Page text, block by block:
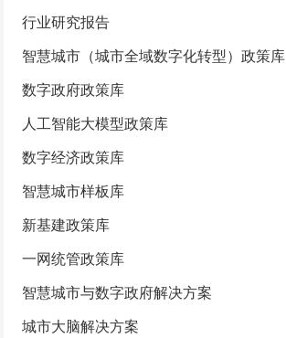
行业研究报告
智慧城市（城市全域数字化转型）政策库
数字政府政策库
人工智能大模型政策库
数字经济政策库
智慧城市样板库
新基建政策库
一网统管政策库
智慧城市与数字政府解决方案
城市大脑解决方案